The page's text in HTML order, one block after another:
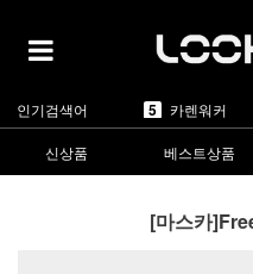
인기검색어
2 마스카
린드버그
5 카렌워커
1 라피스센시
신상품
베스트상품
[마스카